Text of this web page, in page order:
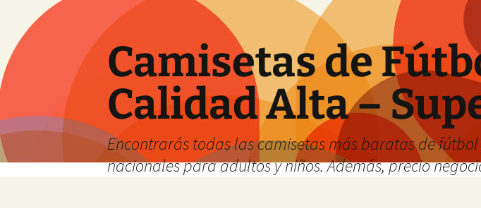
Camisetas de
Calidad Alta –
Encontrarás todas las camisetas más baratas de
nacionales para adultos y niños. Además, precio